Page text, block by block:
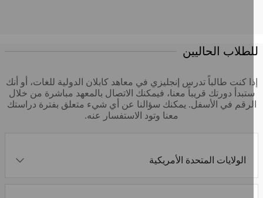
الحاليين
كنت طالباً تدرس إنجليزي في معاهد كابلان الدولية للغات، أو أنك
دورتك قريباً معنا، فيمكنك الاتصال بالمعهد مباشرة من خلال
في الأسفل. يمكنك سؤالنا عن أي شيء متعلق بفترة دراستك
معنا وتود الاستفسار عنه.
الولايات المتحدة الأمريكية